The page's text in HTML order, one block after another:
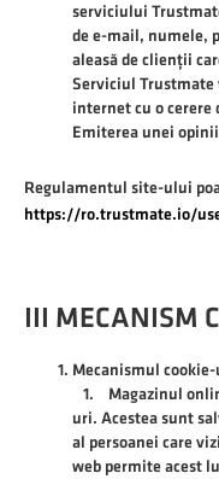
serviciului
de e-mail, numele,
aleasă de clienții
Serviciul
internet cu o cerere
Emiterea unei
Regulamentul site-ului
https://ro.trustmate.io/
III MECANISM
Mecanismul
1. Magazinul
uri. Acestea sunt
al persoanei care
web permite acest